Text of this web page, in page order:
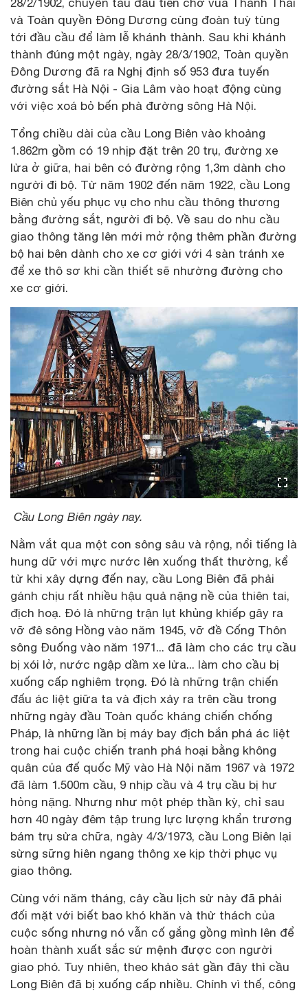
và Toàn quyền Đông Dương cùng đoàn tuỳ tùng
tới đầu cầu để làm lễ khánh thành. Sau khi khánh
thành đúng một ngày, ngày 28/3/1902, Toàn quyền
Đông Dương đã ra Nghị định số 953 đưa tuyến
đường sắt Hà Nội - Gia Lâm vào hoạt động cùng
với việc xoá bỏ bến phà đường sông Hà Nội.
Tổng chiều dài của cầu Long Biên vào khoảng
1.862m gồm có 19 nhịp đặt trên 20 trụ, đường xe
lửa ở giữa, hai bên có đường rộng 1,3m dành cho
người đi bộ. Từ năm 1902 đến năm 1922, cầu Long
Biên chủ yếu phục vụ cho nhu cầu thông thương
bằng đường sắt, người đi bộ. Về sau do nhu cầu
giao thông tăng lên mới mở rộng thêm phần đường
bộ hai bên dành cho xe cơ giới với 4 sàn tránh xe
để xe thô sơ khi cần thiết sẽ nhường đường cho
xe cơ giới.
Cầu Long Biên ngày nay.
Nằm vắt qua một con sông sâu và rộng, nổi tiếng là
hung dữ với mực nước lên xuống thất thường, kể
từ khi xây dựng đến nay, cầu Long Biên đã phải
gánh chịu rất nhiều hậu quả nặng nề của thiên tai,
địch hoạ. Đó là những trận lụt khủng khiếp gây ra
vỡ đê sông Hồng vào năm 1945, vỡ đề Cống Thôn
sông Đuống vào năm 1971... đã làm cho các trụ cầu
bị xói lở, nước ngập dầm xe lửa... làm cho cầu bị
xuống cấp nghiêm trọng. Đó là những trận chiến
đấu ác liệt giữa ta và địch xảy ra trên cầu trong
những ngày đầu Toàn quốc kháng chiến chống
Pháp, là những lần bị máy bay địch bắn phá ác liệt
trong hai cuộc chiến tranh phá hoại bằng không
quân của đế quốc Mỹ vào Hà Nội năm 1967 và 1972
đã làm 1.500m cầu, 9 nhịp cầu và 4 trụ cầu bị hư
hỏng nặng. Nhưng như một phép thần kỳ, chỉ sau
hơn 40 ngày đêm tập trung lực lượng khẩn trương
bám trụ sửa chữa, ngày 4/3/1973, cầu Long Biên lại
sừng sững hiên ngang thông xe kịp thời phục vụ
giao thông.
Cùng với năm tháng, cây cầu lịch sử này đã phải
đối mặt với biết bao khó khăn và thử thách của
cuộc sống nhưng nó vẫn cố gắng gồng mình lên để
hoàn thành xuất sắc sứ mệnh được con người
giao phó. Tuy nhiên, theo khảo sát gần đây thì cầu
Long Biên đã bị xuống cấp nhiều. Chính vì thế, công